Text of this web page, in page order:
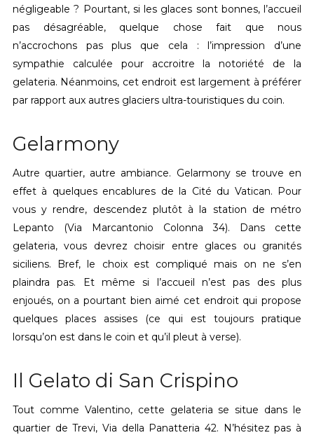
négligeable ? Pourtant, si les glaces sont bonnes, l’accueil
pas désagréable, quelque chose fait que nous
n’accrochons pas plus que cela : l’impression d’une
sympathie calculée pour accroitre la notoriété de la
gelateria. Néanmoins, cet endroit est largement à préférer
par rapport aux autres glaciers ultra-touristiques du coin.
Gelarmony
Autre quartier, autre ambiance. Gelarmony se trouve en
effet à quelques encablures de la Cité du Vatican. Pour
vous y rendre, descendez plutôt à la station de métro
Lepanto (Via Marcantonio Colonna 34). Dans cette
gelateria, vous devrez choisir entre glaces ou granités
siciliens. Bref, le choix est compliqué mais on ne s’en
plaindra pas. Et même si l’accueil n’est pas des plus
enjoués, on a pourtant bien aimé cet endroit qui propose
quelques places assises (ce qui est toujours pratique
lorsqu’on est dans le coin et qu’il pleut à verse).
Il Gelato di San Crispino
Tout comme Valentino, cette gelateria se situe dans le
quartier de Trevi, Via della Panatteria 42. N’hésitez pas à